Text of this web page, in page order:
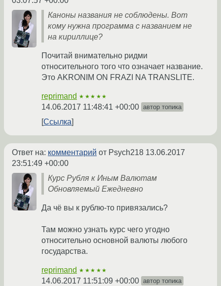
Каноны названия не соблюдены. Вот
кому нужна программа с названием не
на кириллице?
Почитай внимательно ридми
относительного того что означает название.
Это AKRONIM ON FRAZI NA TRANSLITE.
reprimand ★★★★★
14.06.2017 11:48:41 +00:00 автор топика
Ссылка
Ответ на: комментарий от Psych218 13.06.2017
23:51:49 +00:00
Курс Рубля к Иным Валютам
Обновляемый Ежедневно
Да чё вы к рублю-то привязались?
Там можно узнать курс чего угодно
относительно основной валюты любого
государства.
reprimand ★★★★★
14.06.2017 11:51:09 +00:00 автор топика